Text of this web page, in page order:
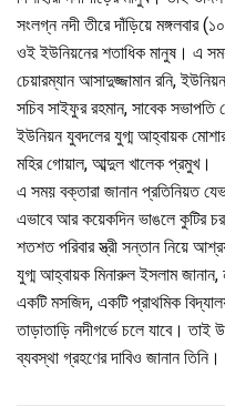
সংলগ্ন নদী তীরে দাঁড়িয়ে মঙ্গলবার
ওই ইউনিয়নের শতাধিক মানুষ। এ
চেয়ারম্যান আসাদুজ্জামান রনি,
সচিব সাইফুর রহমান, সাবেক সভাপতি
ইউনিয়ন যুবদলের যুগ্ম আহ্বায়ক
মহির গোয়াল, আব্দুল খালেক প্রমুখ।
এ সময় বক্তারা জানান প্রতিনিয়ত
এভাবে আর কয়েকদিন ভাঙলে কুটির
শতশত পরিবার স্ত্রী সন্তান নিয়ে
যুগ্ম আহ্বায়ক মিনারুল ইসলাম জানান,
একটি মসজিদ, একটি প্রাথমিক
তাড়াতাড়ি নদীগর্ভে চলে যাবে। তাই
ব্যবস্থা গ্রহণের দাবিও জানান তিনি।